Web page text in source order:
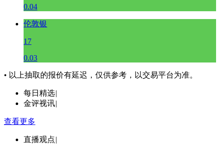
0.04
伦敦银
17
0.03
• 以上抽取的报价有延迟，仅供参考，以交易平台为准。
每日精选|
金评视讯|
查看更多
直播观点|